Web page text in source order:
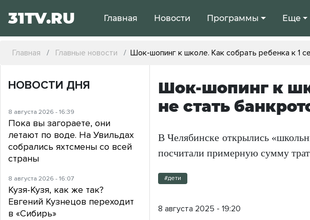
31TV.RU Главная Новости Программы Еще
Главная Главные новости Шок-шопинг к школе. Как собрать ребенка к 1
Шок-шопинг к
не стать
В Челябинске открылись
посчитали примерную сумму
#дети
8 августа 2025 - 19:20
НОВОСТИ ДНЯ
8 августа 2026 - 16:39
Пока вы загораете, они
летают по воде. На Увильдах
собрались яхтсмены со всей
страны
8 августа 2026 - 16:07
Кузя-Кузя, как же так?
Евгений Кузнецов переходит
в «Сибирь»